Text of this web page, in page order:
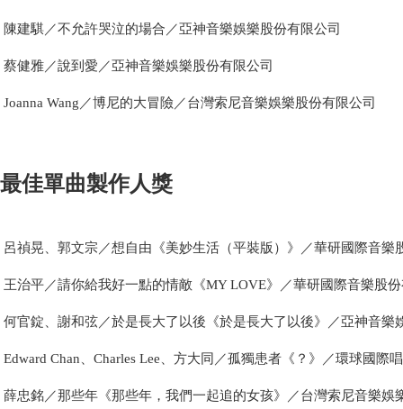
陳建騏／不允許哭泣的場合／亞神音樂娛樂股份有限公司
蔡健雅／說到愛／亞神音樂娛樂股份有限公司
Joanna Wang／博尼的大冒險／台灣索尼音樂娛樂股份有限公司
最佳單曲製作人獎
呂禎晃、郭文宗／想自由《美妙生活（平裝版）》／華研國際音樂
王治平／請你給我好一點的情敵《MY LOVE》／華研國際音樂股
何官錠、謝和弦／於是長大了以後《於是長大了以後》／亞神音樂
Edward Chan、Charles Lee、方大同／孤獨患者《？》／環球國際
薛忠銘／那些年《那些年，我們一起追的女孩》／台灣索尼音樂娛